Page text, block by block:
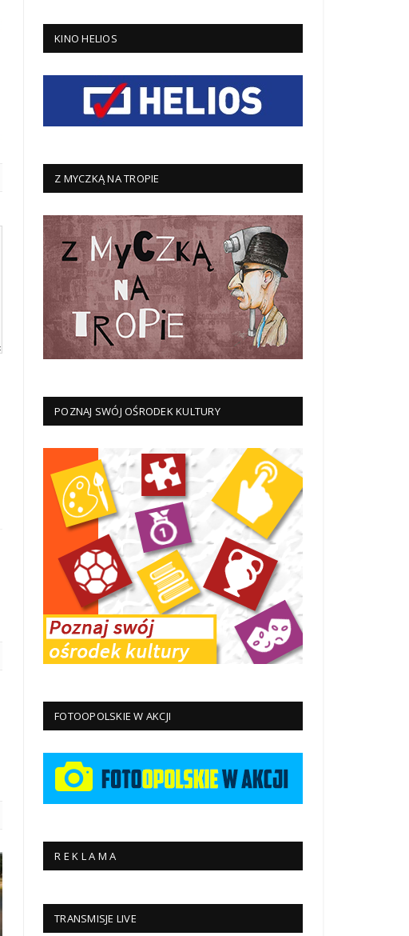
KINO HELIOS
Z MYCZKĄ NA TROPIE
POZNAJ SWÓJ OŚRODEK KULTURY
FOTOOPOLSKIE W AKCJI
R E K L A M A
TRANSMISJE LIVE